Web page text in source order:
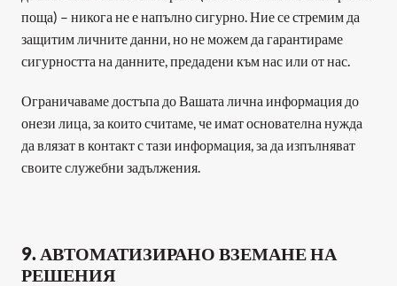
поща) – никога не е напълно сигурно. Ние се стремим да
защитим личните данни, но не можем да гарантираме
сигурността на данните, предадени към нас или от нас.
Ограничаваме достъпа до Вашата лична информация до
онези лица, за които считаме, че имат основателна нужда
да влязат в контакт с тази информация, за да изпълняват
своите служебни задължения.
9. АВТОМАТИЗИРАНО ВЗЕМАНЕ НА
РЕШЕНИЯ